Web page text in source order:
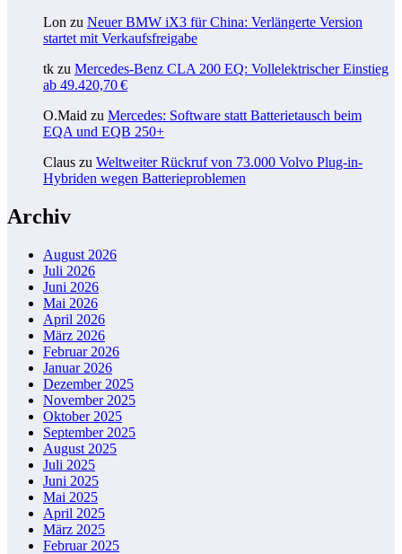
Lon zu Neuer BMW iX3 für China: Verlängerte Version
startet mit Verkaufsfreigabe
tk zu Mercedes-Benz CLA 200 EQ: Vollelektrischer Einstieg
ab 49.420,70 €
O.Maid zu Mercedes: Software statt Batterietausch beim
EQA und EQB 250+
Claus zu Weltweiter Rückruf von 73.000 Volvo Plug-in-
Hybriden wegen Batterieproblemen
Archiv
August 2026
Juli 2026
Juni 2026
Mai 2026
April 2026
März 2026
Februar 2026
Januar 2026
Dezember 2025
November 2025
Oktober 2025
September 2025
August 2025
Juli 2025
Juni 2025
Mai 2025
April 2025
März 2025
Februar 2025